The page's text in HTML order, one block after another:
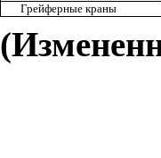
Грейферные краны